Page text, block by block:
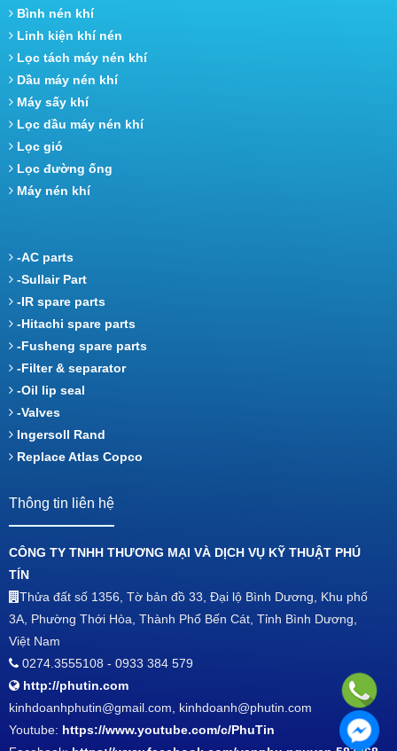
Bình nén khí
Linh kiện khí nén
Lọc tách máy nén khí
Dầu máy nén khí
Máy sấy khí
Lọc dầu máy nén khí
Lọc gió
Lọc đường ống
Máy nén khí
-AC parts
-Sullair Part
-IR spare parts
-Hitachi spare parts
-Fusheng spare parts
-Filter & separator
-Oil lip seal
-Valves
Ingersoll Rand
Replace Atlas Copco
Thông tin liên hệ
CÔNG TY TNHH THƯƠNG MẠI VÀ DỊCH VỤ KỸ THUẬT PHÚ
TÍN
Thửa đất số 1356, Tờ bản đồ 33, Đại lộ Bình Dương, Khu phố
3A, Phường Thới Hòa, Thành Phố Bến Cát, Tỉnh Bình Dương,
Việt Nam
0274.3555108 - 0933 384 579
http://phutin.com
kinhdoanhphutin@gmail.com, kinhdoanh@phutin.com
Youtube: https://www.youtube.com/c/PhuTin